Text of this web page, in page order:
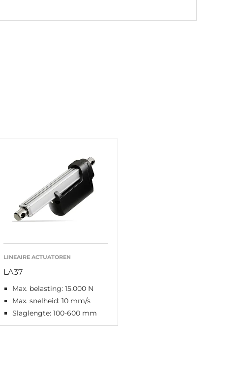
LINEAIRE ACTUATOREN
LA37
Max. belasting: 15.000 N
Max. snelheid: 10 mm/s
Slaglengte: 100-600 mm